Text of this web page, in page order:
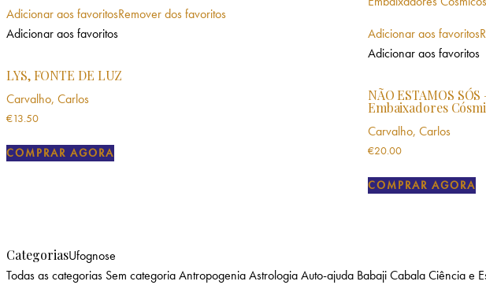
Adicionar aos favoritosRemover dos favoritos
Adicionar aos favoritos
LYS, FONTE DE LUZ
Carvalho, Carlos
€13.50
COMPRAR AGORA
Adicionar aos favoritos
Adicionar aos favoritos
NÃO ESTAMOS
Embaixadores
Carvalho, Carlos
€20.00
COMPRAR AGORA
CategoriasUfognose
Todas as categorias Sem categoriaAntropogeniaAstrologiaAuto-ajuda BabajiCabalaCiência e